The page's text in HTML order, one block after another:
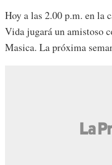
Hoy a las 2.00 p.m. en la
Vida jugará un amistoso
Masica. La próxima